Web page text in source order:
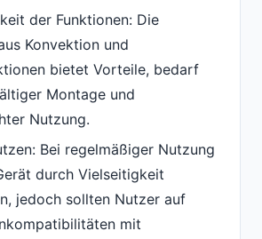
der Funktionen: Die
Konvektion und
bietet Vorteile, bedarf
Montage und
Nutzung.
Bei regelmäßiger Nutzung
durch Vielseitigkeit
jedoch sollten Nutzer auf
mit